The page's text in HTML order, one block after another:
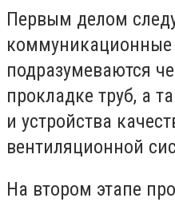
Первым делом
коммуникационные
подразумеваются
прокладке труб, а
и устройства
вентиляционной
На втором этапе